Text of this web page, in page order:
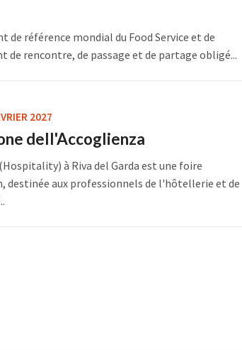
de référence mondial du Food Service et de
rencontre, de passage et de partage obligé...
2027
dell'Accoglienza
à Riva del Garda est une foire
destinée aux professionnels de l'hôtellerie et de